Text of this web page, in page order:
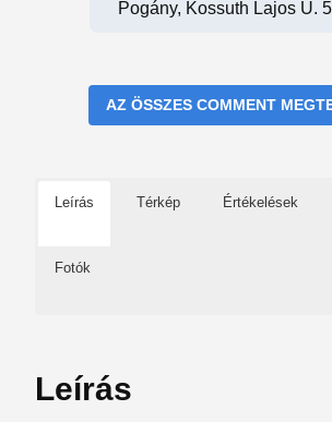
Pogány, Kossuth Lajos U.
AZ ÖSSZES COMMENT
Leírás Térkép Értékelések
Fotók
Leírás